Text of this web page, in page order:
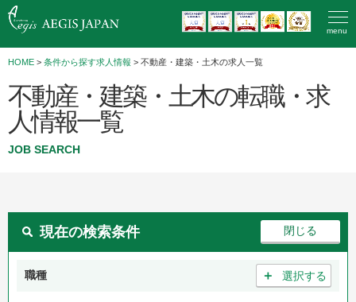
menu
HOME > 条件から探す求人情報 > 不動産・建築・土木の求人一覧
不動産・建築・土木の転職・求
人情報一覧
JOB SEARCH
現在の検索条件
職種 ＋ 選択する